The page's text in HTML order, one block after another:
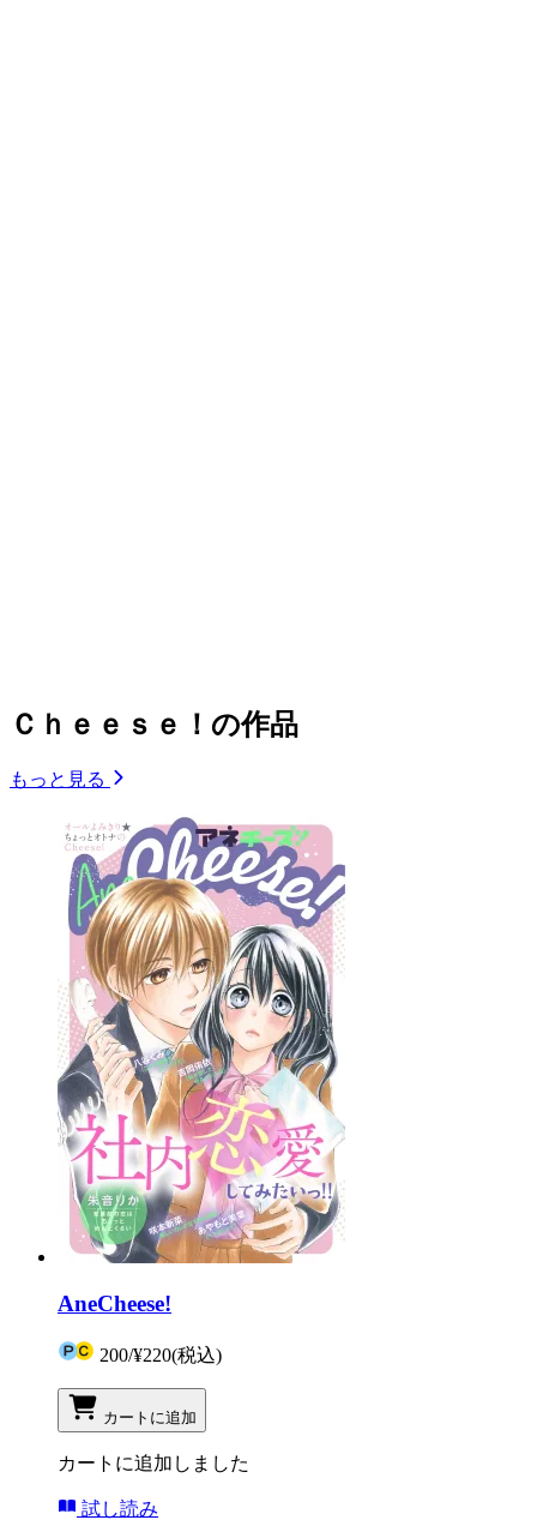
Ｃｈｅｅｓｅ！の作品
もっと見る
AneCheese!
200/¥220(税込)
カートに追加
カートに追加しました
試し読み